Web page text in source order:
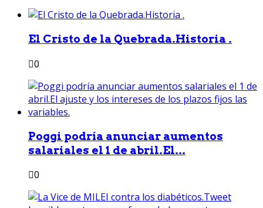
El Cristo de la Quebrada.Historia .
0
Poggi podría anunciar aumentos
salariales el 1 de abril.El...
0